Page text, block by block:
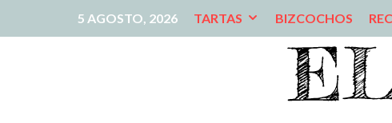
5 AGOSTO, 2026 TARTAS BIZCOCHOS